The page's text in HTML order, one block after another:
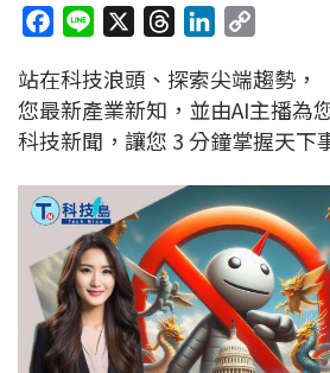
c
e
b
o
n
e
r
e
a
s
n
k
e
I
n
p
y
L
n
k
站在科技浪頭、探索尖端趨勢，
您最新產業新知，並由AI主播為
科技新聞，讓您 3 分鐘掌握天下